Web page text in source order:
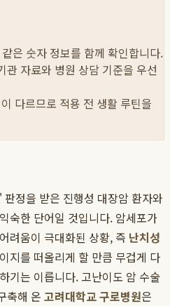
은 숫자 정보를 함께 확인합니다.
관 자료와 병원 상담 기준을 우선
다르므로 적용 전 생활 루틴을
정을 받은 진행성 대장암 환자와
숙한 단어일 것입니다. 암세포가
려움이 극대화된 상황, 즉 난치성
지를 떠올리게 할 만큼 무겁게 다
기는 이릅니다. 고난이도 암 수술
축해 온 고려대학교 구로병원은